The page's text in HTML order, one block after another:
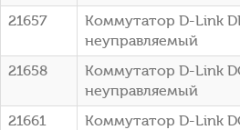
21657
Коммутатор D-Link
неуправляемый
21658
Коммутатор D-Link
неуправляемый
21661
Коммутатор D-Link